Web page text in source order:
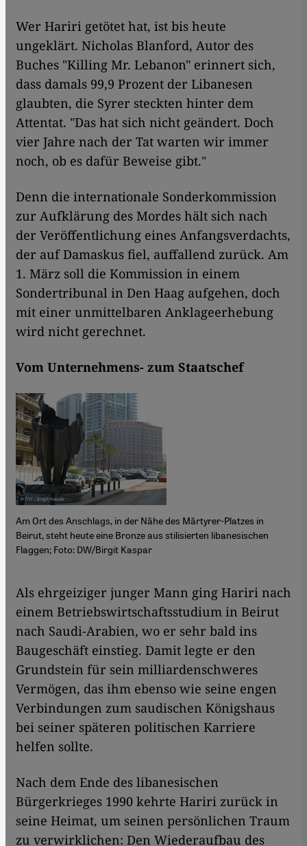
Wer Hariri getötet hat, ist bis heute
ungeklärt. Nicholas Blanford, Autor des
Buches "Killing Mr. Lebanon" erinnert sich,
dass damals 99,9 Prozent der Libanesen
glaubten, die Syrer steckten hinter dem
Attentat. "Das hat sich nicht geändert. Doch
vier Jahre nach der Tat warten wir immer
noch, ob es dafür Beweise gibt."
Denn die internationale Sonderkommission
zur Aufklärung des Mordes hält sich nach
der Veröffentlichung eines Anfangsverdachts,
der auf Damaskus fiel, auffallend zurück. Am
1. März soll die Kommission in einem
Sondertribunal in Den Haag aufgehen, doch
mit einer unmittelbaren Anklageerhebung
wird nicht gerechnet.
Vom Unternehmens- zum Staatschef
Am Ort des Anschlags, in der Nähe des Märtyrer-Platzes in
Beirut, steht heute eine Bronze aus stilisierten libanesischen
Flaggen; Foto: DW/Birgit Kaspar
​​Als ehrgeiziger junger Mann ging Hariri nach
einem Betriebswirtschaftsstudium in Beirut
nach Saudi-Arabien, wo er sehr bald ins
Baugeschäft einstieg. Damit legte er den
Grundstein für sein milliardenschweres
Vermögen, das ihm ebenso wie seine engen
Verbindungen zum saudischen Königshaus
bei seiner späteren politischen Karriere
helfen sollte.
Nach dem Ende des libanesischen
Bürgerkrieges 1990 kehrte Hariri zurück in
seine Heimat, um seinen persönlichen Traum
zu verwirklichen: Den Wiederaufbau des